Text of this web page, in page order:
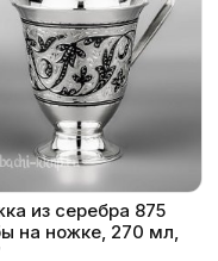
из серебра 875
на ножке, 270 мл,